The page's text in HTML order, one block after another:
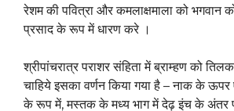
रेशम की पवित्रा और कमलाक्षमाला को भगवान
प्रसाद के रूप में धारण करे ।
श्रीपांचरात्र पराशर संहिता में ब्राम्हण को
चाहिये इसका वर्णन किया गया है – नाक के
के रूप में, मस्तक के मध्य भाग में देढ़ इंच के अंतर